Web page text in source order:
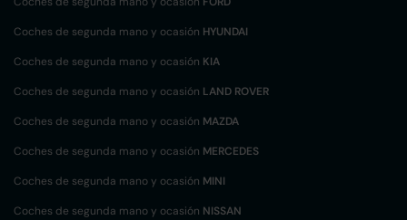
Coches de segunda mano y ocasión HYUNDAI
Coches de segunda mano y ocasión KIA
Coches de segunda mano y ocasión LAND ROVER
Coches de segunda mano y ocasión MAZDA
Coches de segunda mano y ocasión MERCEDES
Coches de segunda mano y ocasión MINI
Coches de segunda mano y ocasión NISSAN